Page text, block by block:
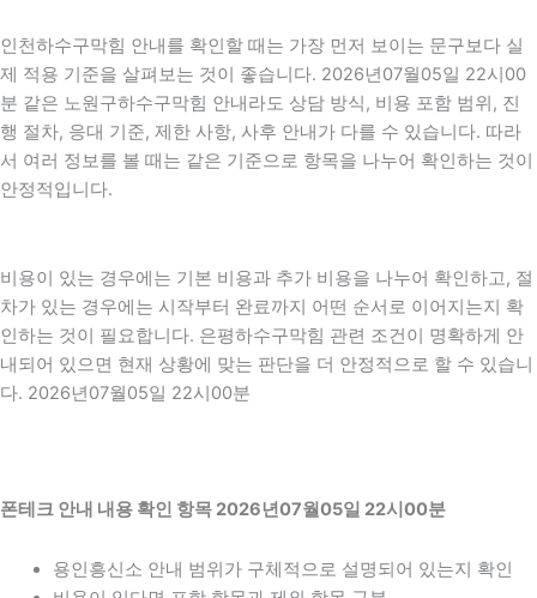
인천하수구막힘 안내를 확인할 때는 가장 먼저 보이는 문구보다 실
제 적용 기준을 살펴보는 것이 좋습니다. 2026년07월05일 22시00
분 같은 노원구하수구막힘 안내라도 상담 방식, 비용 포함 범위, 진
행 절차, 응대 기준, 제한 사항, 사후 안내가 다를 수 있습니다. 따라
서 여러 정보를 볼 때는 같은 기준으로 항목을 나누어 확인하는 것이
안정적입니다.
비용이 있는 경우에는 기본 비용과 추가 비용을 나누어 확인하고, 절
차가 있는 경우에는 시작부터 완료까지 어떤 순서로 이어지는지 확
인하는 것이 필요합니다. 은평하수구막힘 관련 조건이 명확하게 안
내되어 있으면 현재 상황에 맞는 판단을 더 안정적으로 할 수 있습니
다. 2026년07월05일 22시00분
폰테크 안내 내용 확인 항목 2026년07월05일 22시00분
용인흥신소 안내 범위가 구체적으로 설명되어 있는지 확인